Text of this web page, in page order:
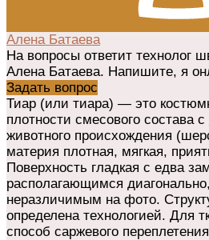
Алена Батаева
На вопросы ответит технолог
Алена Батаева. Напишите, я
Задать вопрос
Тиар (или тиара) — это
плотности смесового состава
животного происхождения
материя плотная, мягкая,
Поверхность гладкая с едва
располагающимся
неразличимым на фото.
определена технологией. Для
способ саржевого